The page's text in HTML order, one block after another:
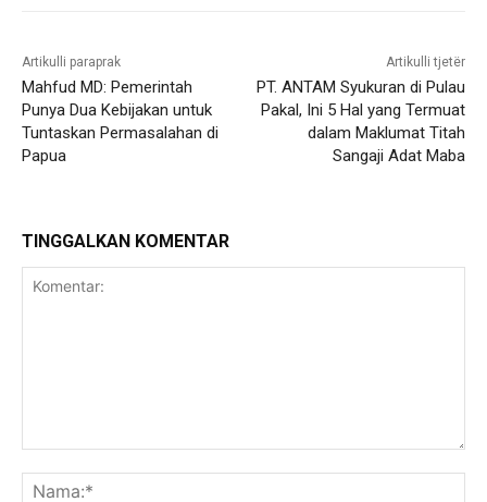
Artikulli paraprak
Mahfud MD: Pemerintah
Punya Dua Kebijakan untuk
Tuntaskan Permasalahan di
Papua
Artikulli tjetër
PT. ANTAM Syukuran di Pulau
Pakal, Ini 5 Hal yang Termuat
dalam Maklumat Titah
Sangaji Adat Maba
TINGGALKAN KOMENTAR